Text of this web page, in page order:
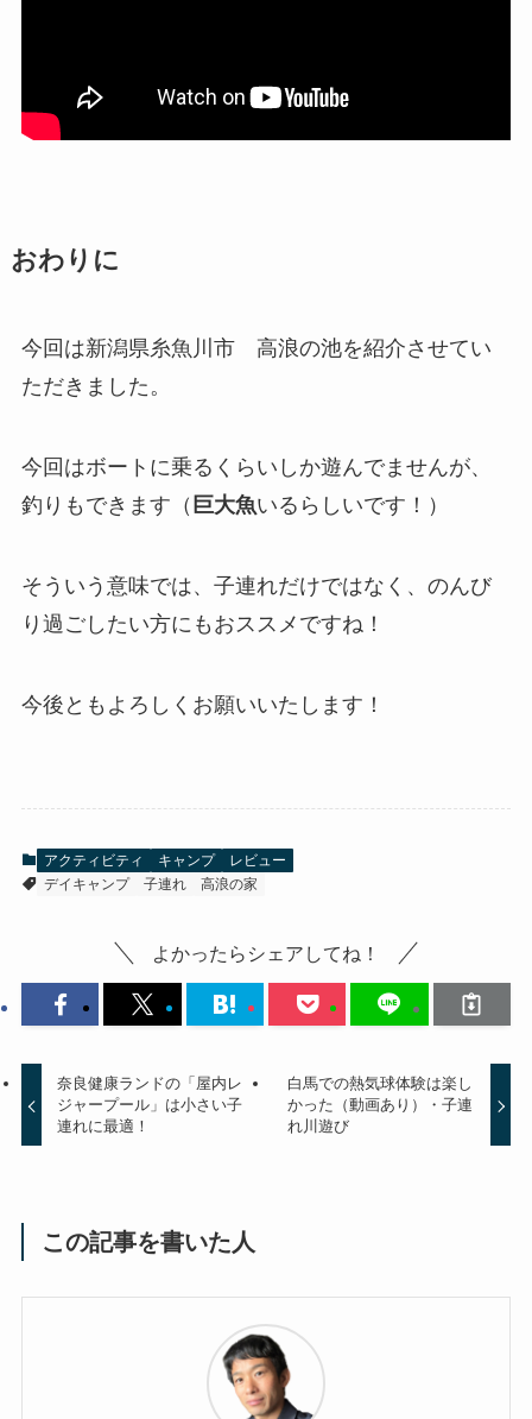
おわりに
今回は新潟県糸魚川市 高浪の池を紹介させてい
ただきました。
今回はボートに乗るくらいしか遊んでませんが、
釣りもできます（ 巨大魚いるらしいです！）
そういう意味では、子連れだけではなく、のんび
り過ごしたい方にもおススメですね！
今後ともよろしくお願いいたします！
アクティビティ キャンプ
レビュー
デイキャンプ
子連れ 高浪の家
よかったらシェアしてね！
奈良健康ランドの「屋内レ
ジャープール」は小さい子
連れに最適！
白馬での熱気球体験は楽し
かった（動画あり）・子連
れ川遊び
この記事を書いた人